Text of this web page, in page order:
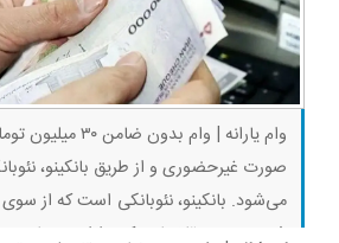
وام یارانه | وام
صورت غیرحضوری و از طریق بانکینو،
می‌شود. بانکینو، نئوبانکی است که از سوی
شده و به متقاضیانی که دارای حساب در